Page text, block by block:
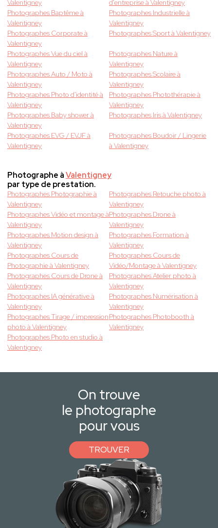
Valentigney
d'entreprise à Valentigney
Photographes Baptême à
Valentigney
Photographes Industrielle à
Valentigney
Photographes Corporate à
Valentigney
Photographes Sport à Valentigney
Photographes Vue du ciel à
Valentigney
Photographes Nature à
Valentigney
Photographes Auto / Moto à
Valentigney
Photographes Scolaire à
Valentigney
Photographes Photo d'identité à
Valentigney
Photographes Photothérapie à
Valentigney
Photographes Baby shower à
Valentigney
Photographes Iris à Valentigney
Photographes EVG / EVJF à
Valentigney
Photographes Boudoir / Lingerie
à Valentigney
Photographe àValentigney
par type de prestation.
Photographes Photographie à
Valentigney
Photographes Retouche photo à
Valentigney
Photographes Vidéo et montage à
Valentigney
Photographes Drone à
Valentigney
Photographes Motion design à
Valentigney
Photographes Formation à
Valentigney
Photographes Cours de
Photographie à Valentigney
Photographes Cours de
Vidéo/Montage à Valentigney
Photographes Cours de Drone à
Valentigney
Photographes Atelier photo à
Valentigney
Photographes IA générative à
Valentigney
Photographes Numérisation à
Valentigney
Photographes Tirage / impression
photo à Valentigney
Photographes Photobooth à
Valentigney
Photographes Photo en studio à
Valentigney
On trouve
le photographe
pour vous
TROUVER